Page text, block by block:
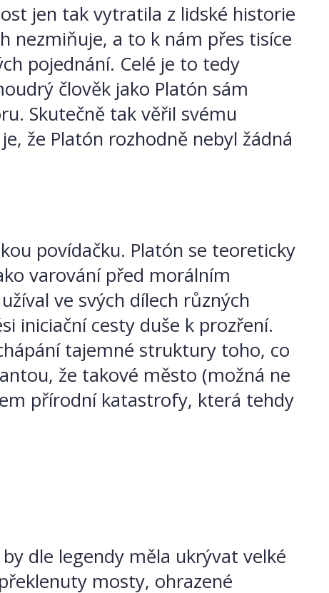
jen tak vytratila z lidské historie
nezmiňuje, a to k nám přes tisíce
pojednání. Celé je to tedy
člověk jako Platón sám
Skutečně tak věřil svému
že Platón rozhodně nebyl žádná
povídačku. Platón se teoreticky
varování před morálním
ve svých dílech různých
iniciační cesty duše k prozření.
tajemné struktury toho, co
že takové město (možná ne
přírodní katastrofy, která tehdy
dle legendy měla ukrývat velké
mosty, ohrazené